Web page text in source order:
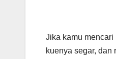
Jika kamu
kuenya segar,